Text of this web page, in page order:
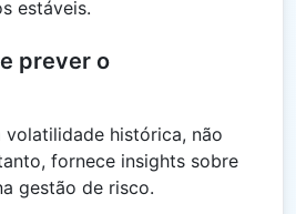
estáveis.
prever o
histórica, não
fornece insights sobre
gestão de risco.